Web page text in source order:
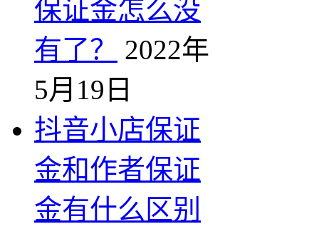
保证金怎么没
有了？
2022年
5月19日
抖音小店保证
金和作者保证
金有什么区别